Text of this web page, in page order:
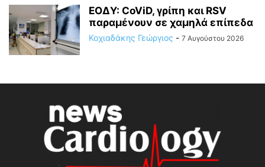
ΕΟΔΥ: CoViD, γρίπη και RSV
παραμένουν σε χαμηλά επίπεδα
Κοχιαδάκης Γεώργιος - 7 Αυγούστου 2026